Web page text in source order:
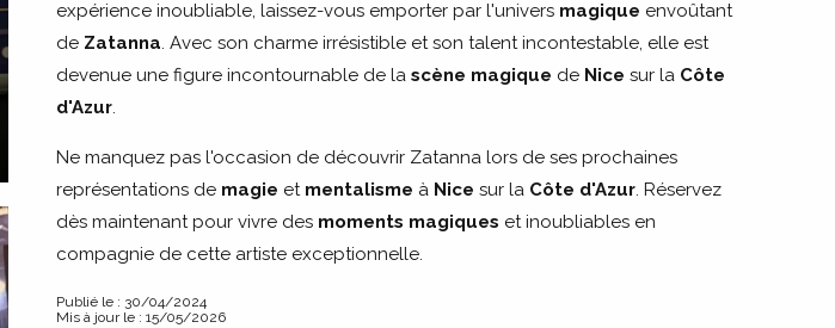
expérience inoubliable, laissez-vous emporter par l'univers magique envoûtant
de Zatanna. Avec son charme irrésistible et son talent incontestable, elle est
devenue une figure incontournable de la scène magique de Nice sur la Côte
d'Azur.
Ne manquez pas l'occasion de découvrir Zatanna lors de ses prochaines
représentations de magie et mentalisme à Nice sur la Côte d'Azur. Réservez
dès maintenant pour vivre des moments magiques et inoubliables en
compagnie de cette artiste exceptionnelle.
Publié le : 30/04/2024
Mis à jour le : 15/05/2026